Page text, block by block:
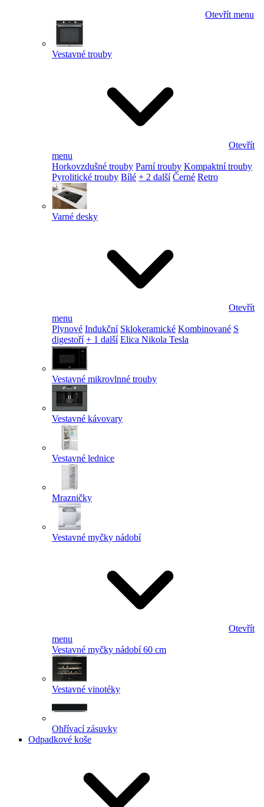
Otevřít menu
Vestavné trouby
Otevřít
menu
Horkovzdušné trouby Parní trouby Kompaktní trouby
Pyrolitické trouby Bílé + 2 další Černé Retro
Varné desky
Otevřít
menu
Plynové Indukční Sklokeramické Kombinované S
digestoří + 1 další Elica Nikola Tesla
Vestavné mikrovlnné trouby
Vestavné kávovary
Vestavné lednice
Mrazničky
Vestavné myčky nádobí
Otevřít
menu
Vestavné myčky nádobí 60 cm
Vestavné vinotéky
Ohřívací zásuvky
Odpadkové koše